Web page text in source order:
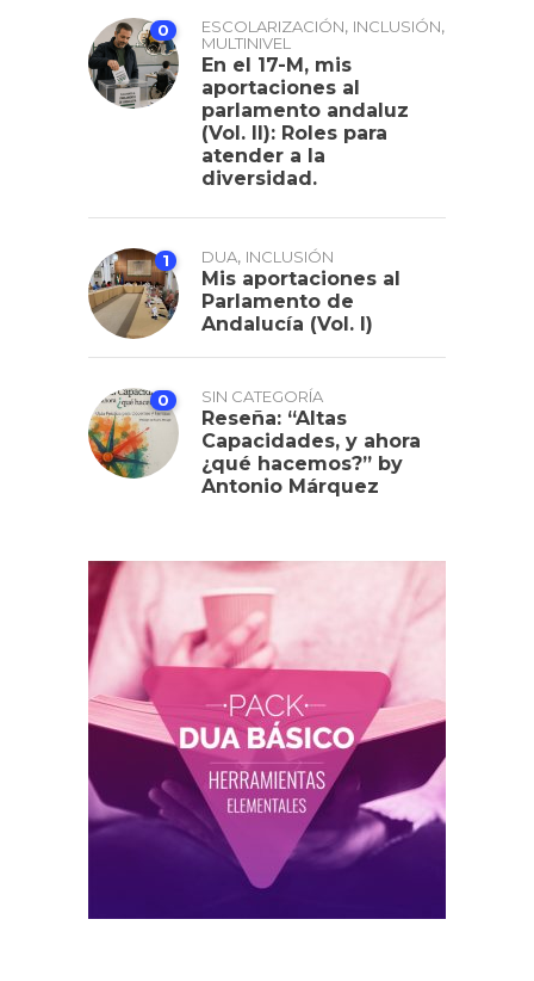
0 ESCOLARIZACIÓN, INCLUSIÓN,
MULTINIVEL
En el 17-M, mis
aportaciones al
parlamento andaluz
(Vol. II): Roles para
atender a la
diversidad.
1 DUA, INCLUSIÓN
Mis aportaciones al
Parlamento de
Andalucía (Vol. I)
0 SIN CATEGORÍA
Reseña: “Altas
Capacidades, y ahora
¿qué hacemos?” by
Antonio Márquez